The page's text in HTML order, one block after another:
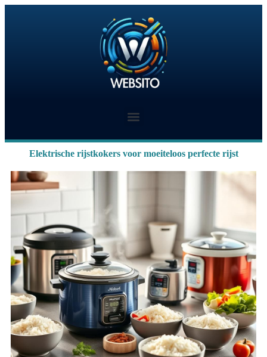
Elektrische rijstkokers voor moeiteloos perfecte rijst